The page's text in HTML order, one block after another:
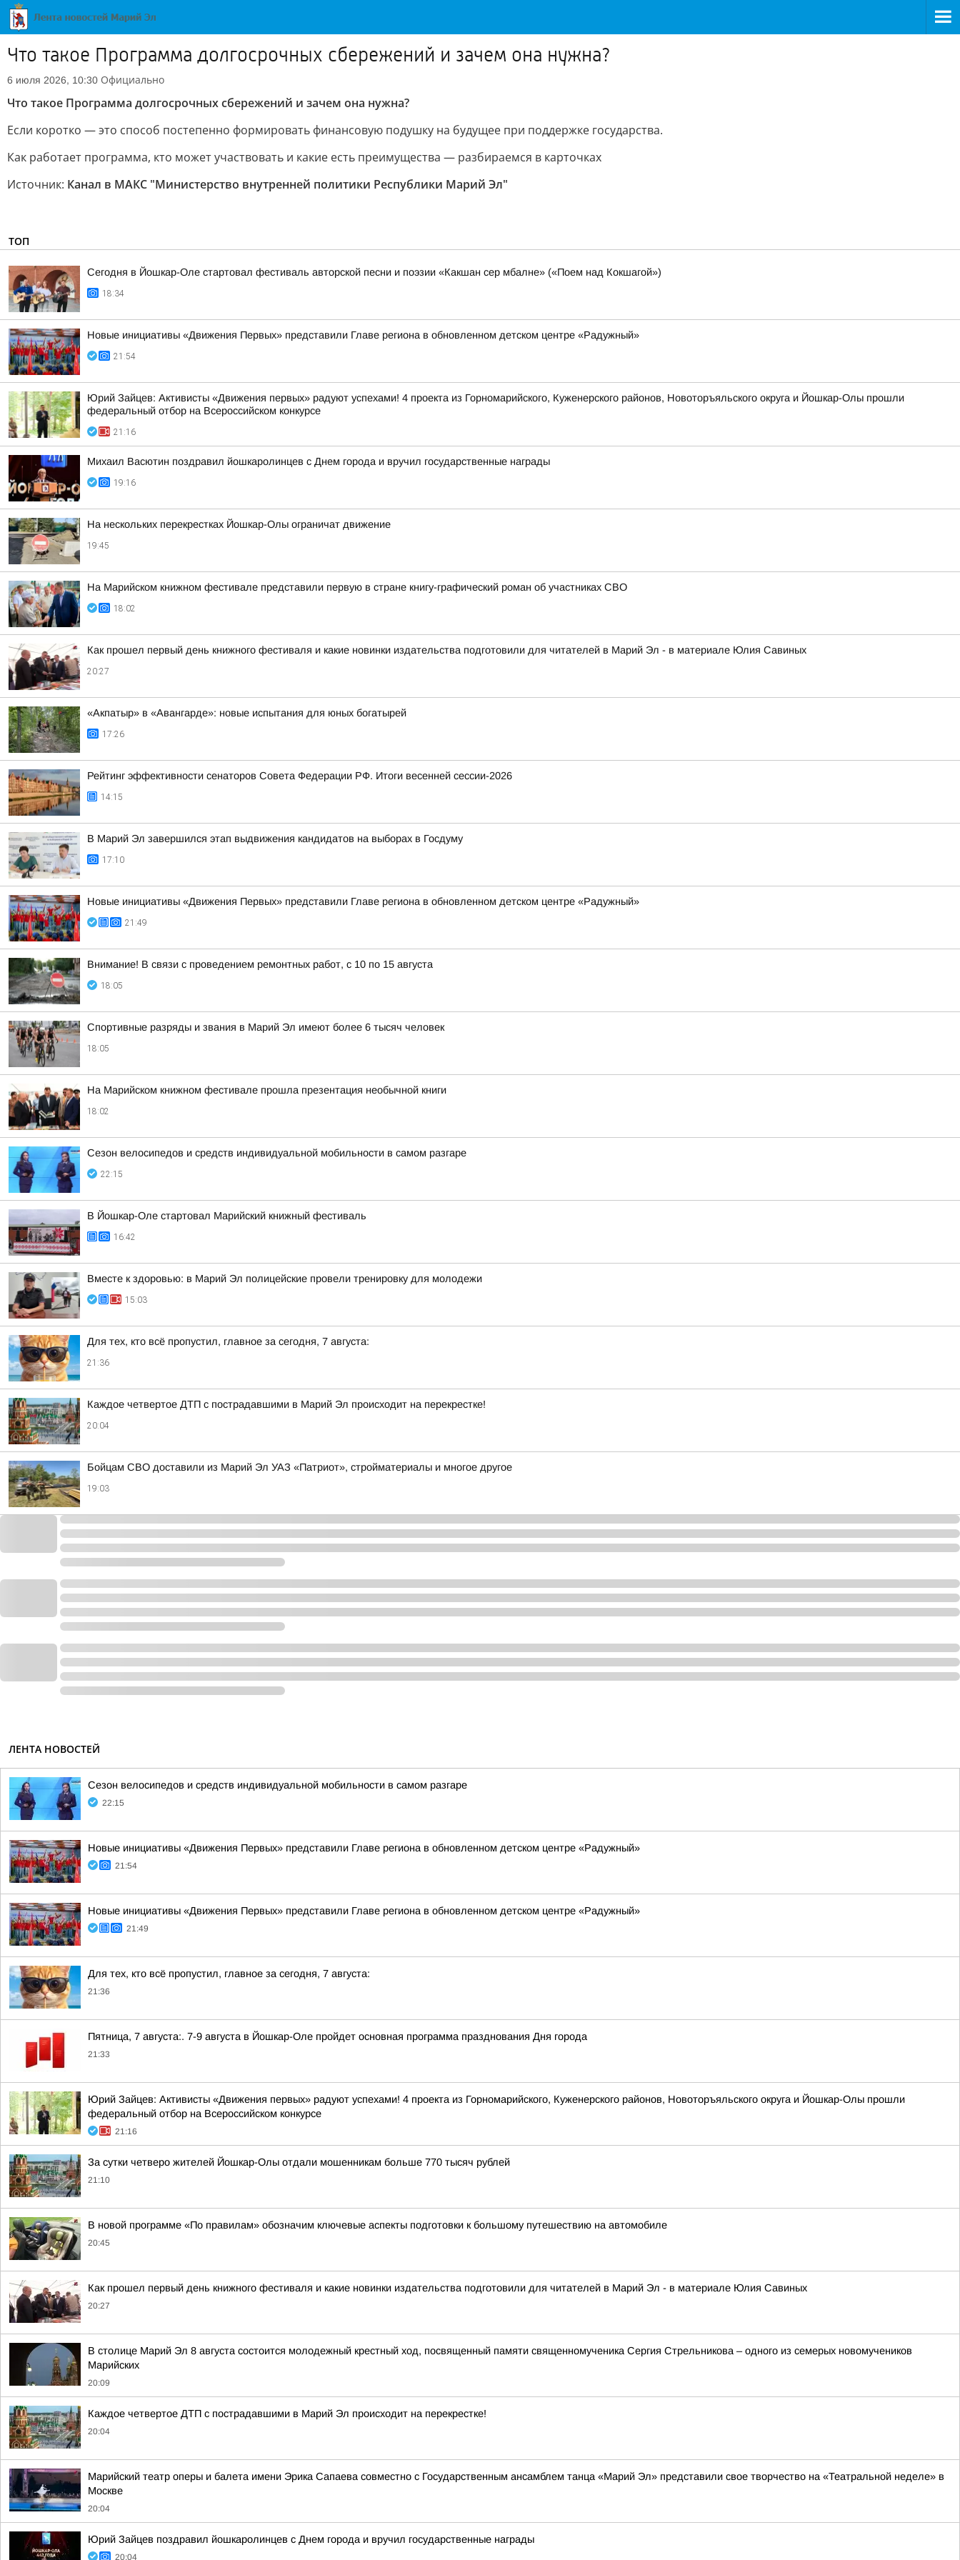
Что такое Программа долгосрочных сбережений и зачем она нужна?
6 июля 2026, 10:30 Официально
Что такое Программа долгосрочных сбережений и зачем она нужна?
Если коротко — это способ постепенно формировать финансовую подушку на будущее при поддержке государства.
Как работает программа, кто может участвовать и какие есть преимущества — разбираемся в карточках
Источник: Канал в МАКС "Министерство внутренней политики Республики Марий Эл"
ТОП
Сегодня в Йошкар-Оле стартовал фестиваль авторской песни и поэзии «Какшан сер мбалне» («Поем над Кокшагой»)
18:34
Новые инициативы «Движения Первых» представили Главе региона в обновленном детском центре «Радужный»
21:54
Юрий Зайцев: Активисты «Движения первых» радуют успехами! 4 проекта из Горномарийского, Куженерского районов, Новоторъяльского округа и Йошкар-Олы прошли
федеральный отбор на Всероссийском конкурсе
21:16
Михаил Васютин поздравил йошкаролинцев с Днем города и вручил государственные награды
19:16
На нескольких перекрестках Йошкар-Олы ограничат движение
19:45
На Марийском книжном фестивале представили первую в стране книгу-графический роман об участниках СВО
18:02
Как прошел первый день книжного фестиваля и какие новинки издательства подготовили для читателей в Марий Эл - в материале Юлия Савиных
20:27
«Акпатыр» в «Авангарде»: новые испытания для юных богатырей
17:26
Рейтинг эффективности сенаторов Совета Федерации РФ. Итоги весенней сессии-2026
14:15
В Марий Эл завершился этап выдвижения кандидатов на выборах в Госдуму
17:10
Новые инициативы «Движения Первых» представили Главе региона в обновленном детском центре «Радужный»
21:49
Внимание! В связи с проведением ремонтных работ, с 10 по 15 августа
18:05
Спортивные разряды и звания в Марий Эл имеют более 6 тысяч человек
18:05
На Марийском книжном фестивале прошла презентация необычной книги
18:02
Сезон велосипедов и средств индивидуальной мобильности в самом разгаре
22:15
В Йошкар-Оле стартовал Марийский книжный фестиваль
16:42
Вместе к здоровью: в Марий Эл полицейские провели тренировку для молодежи
15:03
Для тех, кто всё пропустил, главное за сегодня, 7 августа:
21:36
Каждое четвертое ДТП с пострадавшими в Марий Эл происходит на перекрестке!
20:04
Бойцам СВО доставили из Марий Эл УАЗ «Патриот», стройматериалы и многое другое
19:03
ЛЕНТА НОВОСТЕЙ
Сезон велосипедов и средств индивидуальной мобильности в самом разгаре
22:15
Новые инициативы «Движения Первых» представили Главе региона в обновленном детском центре «Радужный»
21:54
Новые инициативы «Движения Первых» представили Главе региона в обновленном детском центре «Радужный»
21:49
Для тех, кто всё пропустил, главное за сегодня, 7 августа:
21:36
Пятница, 7 августа:. 7-9 августа в Йошкар-Оле пройдет основная программа празднования Дня города
21:33
Юрий Зайцев: Активисты «Движения первых» радуют успехами! 4 проекта из Горномарийского, Куженерского районов, Новоторъяльского округа и Йошкар-Олы прошли
федеральный отбор на Всероссийском конкурсе
21:16
За сутки четверо жителей Йошкар-Олы отдали мошенникам больше 770 тысяч рублей
21:10
В новой программе «По правилам» обозначим ключевые аспекты подготовки к большому путешествию на автомобиле
20:45
Как прошел первый день книжного фестиваля и какие новинки издательства подготовили для читателей в Марий Эл - в материале Юлия Савиных
20:27
В столице Марий Эл 8 августа состоится молодежный крестный ход, посвященный памяти священномученика Сергия Стрельникова – одного из семерых новомучеников
Марийских
20:09
Каждое четвертое ДТП с пострадавшими в Марий Эл происходит на перекрестке!
20:04
Марийский театр оперы и балета имени Эрика Сапаева совместно с Государственным ансамблем танца «Марий Эл» представили свое творчество на «Театральной неделе» в
Москве
20:04
Юрий Зайцев поздравил йошкаролинцев с Днем города и вручил государственные награды
20:04